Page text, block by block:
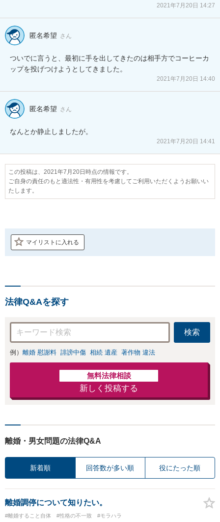
2021年7月20日 14:27
匿名希望 さん
ついでに言うと、最初に手を出してきたのは相手方でコーヒーカ
ップを投げつけようとしてきました。
2021年7月20日 14:40
匿名希望 さん
なんとか静止しましたが。
2021年7月20日 14:41
この投稿は、2021年7月20日時点の情報です。
ご自身の責任のもと適法性・有用性を考慮してご利用いただくようお願いい
たします。
マイリストに入れる
法律Q&Aを探す
検索
例） 離婚 慰謝料 誹謗中傷 相続 遺産 著作物 違法
無料法律相談
新しく投稿する
離婚・男女問題の法律Q&A
新着順 回答数が多い順 役にたった順
離婚調停について知りたい。
#離婚すること自体 #性格の不一致 #モラハラ